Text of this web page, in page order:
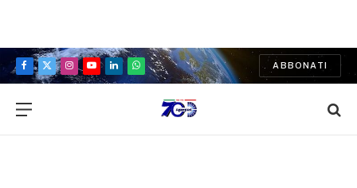
Facebook
X
Instagram
YouTubeLinkedInWhatsApp
ABBONATI